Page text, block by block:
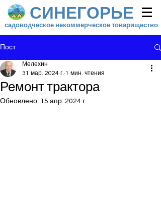
СИНЕГОРЬЕ
садоводческое некоммерческое товарищество
Пост
Ремонт трактора
Мелехин
31 мар. 2024 г. 1 мин. чтения
Обновлено: 15 апр. 2024 г.